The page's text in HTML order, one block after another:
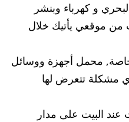
و كهرباء وبنشر
موقعي يأتيك خلال
محمل أجهزة ووسائل
مشكلة تتعرض لها
البيت على مدار